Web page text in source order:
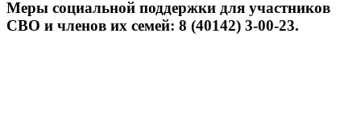
Меры социальной поддержки для участников
СВО и членов их семей: 8 (40142) 3-00-23.